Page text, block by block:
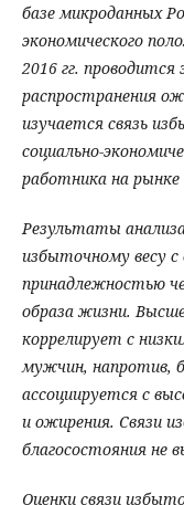
базе микроданных
экономического
2016 гг. проводится
распространения
изучается связь
социально-
работника на рынке
Результаты
избыточному весу с
принадлежностью
образа жизни.
коррелирует с
мужчин, напротив,
ассоциируется с
и ожирения. Связи
благосостояния не
Оценки связи